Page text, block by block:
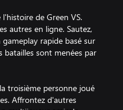
de Green VS.
autres en ligne. Sautez,
rapide basé sur
batailles sont menées par
troisième personne joué
Affrontez d'autres